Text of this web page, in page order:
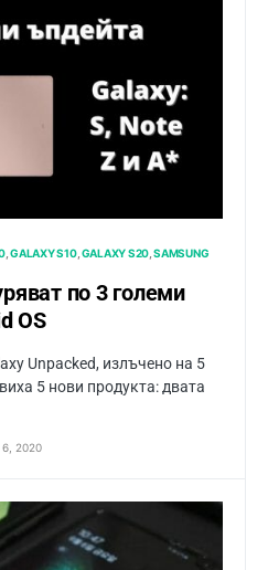
GALAXY S10 GALAXY S20 SAMSUNG
по 3 големи
OS
Unpacked, излъчено на 5
5 нови продукта: двата
2020